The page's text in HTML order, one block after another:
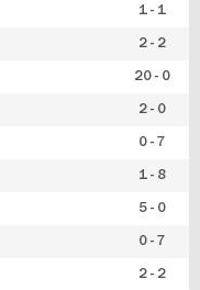
1 - 1
2 - 2
20 - 0
2 - 0
0 - 7
1 - 8
5 - 0
0 - 7
2 - 2